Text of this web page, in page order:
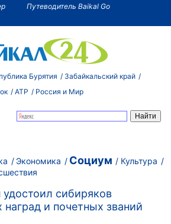
Путеводитель Baikal Go
Бурятия Забайкальский край
АТР Россия и Мир
Экономика Социум
Культура
сибиряков
наград и почетных званий